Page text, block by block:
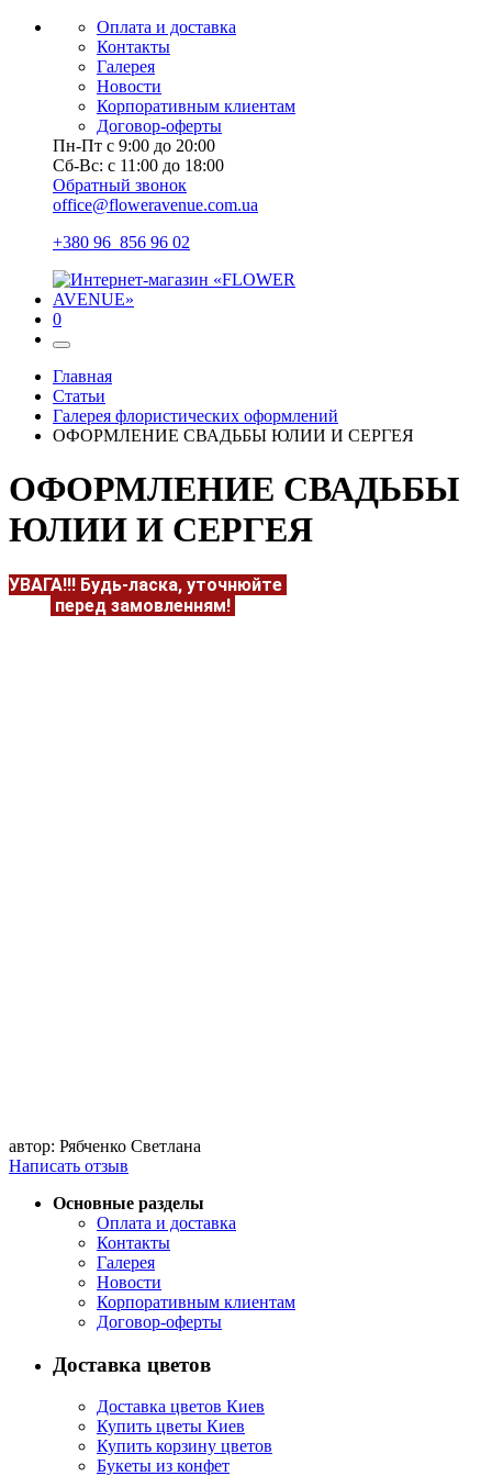
Оплата и доставка
Контакты
Галерея
Новости
Корпоративным клиентам
Договор-оферты
Пн-Пт с 9:00 до 20:00
Сб-Вс: с 11:00 до 18:00
Обратный звонок
office@floweravenue.com.ua
+380 96 856 96 02
0
Главная
Статьи
Галерея флористических оформлений
ОФОРМЛЕНИЕ СВАДЬБЫ ЮЛИИ И СЕРГЕЯ
ОФОРМЛЕНИЕ СВАДЬБЫ
ЮЛИИ И СЕРГЕЯ
УВАГА!!! Будь-ласка, уточнюйте
перед замовленням!
автор: Рябченко Светлана
Написать отзыв
Основные разделы
Оплата и доставка
Контакты
Галерея
Новости
Корпоративным клиентам
Договор-оферты
Доставка цветов
Доставка цветов Киев
Купить цветы Киев
Купить корзину цветов
Букеты из конфет